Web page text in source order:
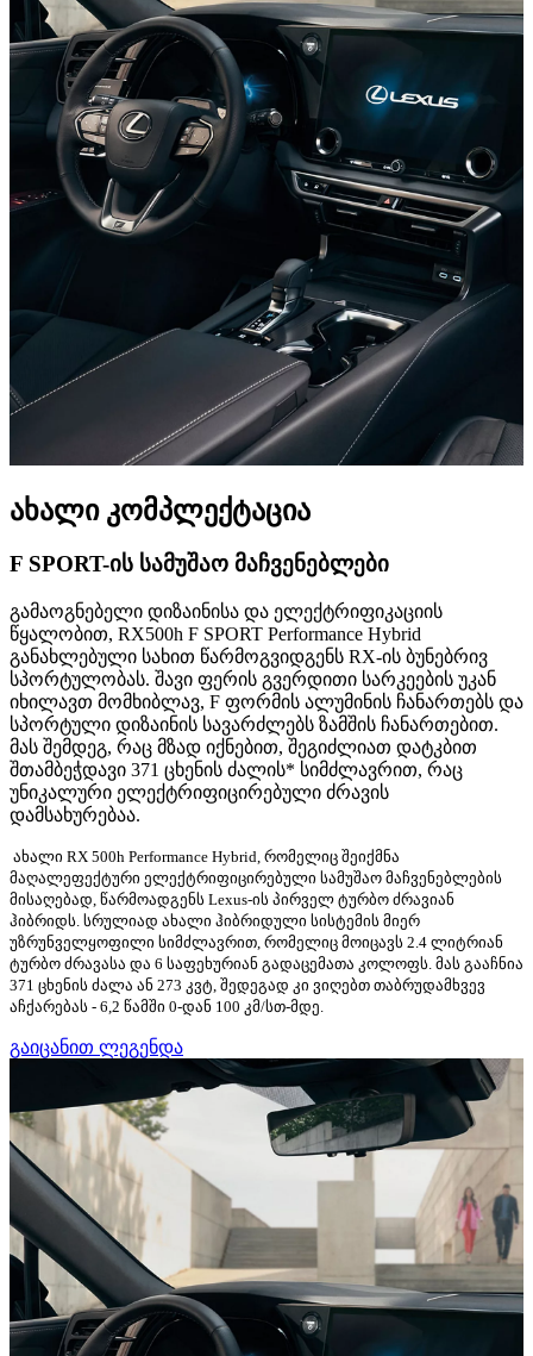
ახალი კომპლექტაცია
F SPORT-ის სამუშაო მაჩვენებლები
გამაოგნებელი დიზაინისა და ელექტრიფიკაციის
წყალობით, RX500h F SPORT Performance Hybrid
განახლებული სახით წარმოგვიდგენს RX-ის ბუნებრივ
სპორტულობას. შავი ფერის გვერდითი სარკეების უკან
იხილავთ მომხიბლავ, F ფორმის ალუმინის ჩანართებს და
სპორტული დიზაინის სავარძლებს ზამშის ჩანართებით.
მას შემდეგ, რაც მზად იქნებით, შეგიძლიათ დატკბით
შთამბეჭდავი 371 ცხენის ძალის* სიმძლავრით, რაც
უნიკალური ელექტრიფიცირებული ძრავის
დამსახურებაა.
ახალი RX 500h Performance Hybrid, რომელიც შეიქმნა
მაღალეფექტური ელექტრიფიცირებული სამუშაო მაჩვენებლების
მისაღებად, წარმოადგენს Lexus-ის პირველ ტურბო ძრავიან
ჰიბრიდს. სრულიად ახალი ჰიბრიდული სისტემის მიერ
უზრუნველყოფილი სიმძლავრით, რომელიც მოიცავს 2.4 ლიტრიან
ტურბო ძრავასა და 6 საფეხურიან გადაცემათა კოლოფს. მას გააჩნია
371 ცხენის ძალა ან 273 კვტ, შედეგად კი ვიღებთ თაბრუდამხვევ
აჩქარებას - 6,2 წამში 0-დან 100 კმ/სთ-მდე.
გაიცანით ლეგენდა